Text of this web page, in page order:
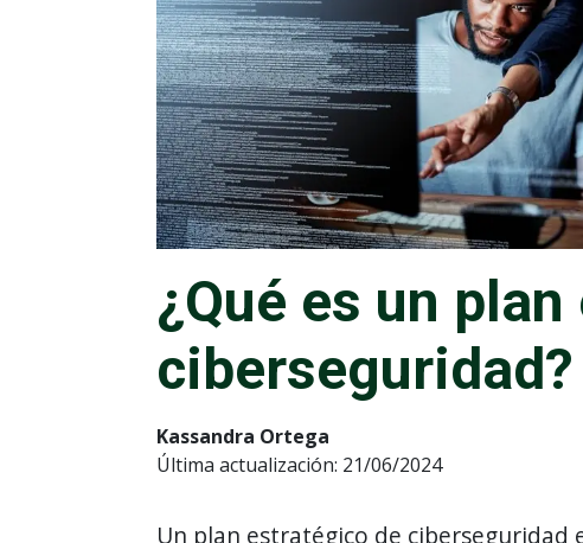
¿Qué es un
ciberseguridad?
Kassandra Ortega
Última actualización: 21/06/2024
Un plan estratégico de ciberseguridad